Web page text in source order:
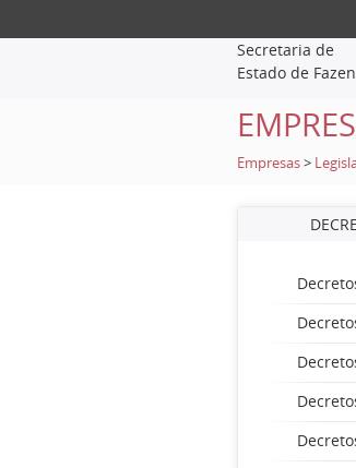
Secretaria de
Estado de
Empresas >